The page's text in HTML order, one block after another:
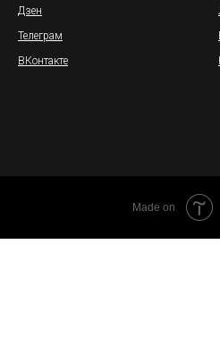
Дзен
Телеграм
ВКонтакте
Made on